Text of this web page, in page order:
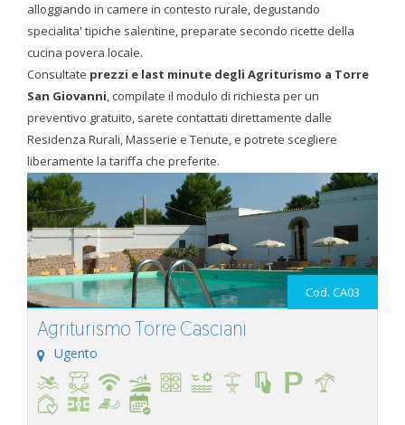
alloggiando in camere in contesto rurale, degustando
specialita' tipiche salentine, preparate secondo ricette della
cucina povera locale.
Consultate prezzi e last minute degli Agriturismo a Torre
San Giovanni, compilate il modulo di richiesta per un
preventivo gratuito, sarete contattati direttamente dalle
Residenza Rurali, Masserie e Tenute, e potrete scegliere
liberamente la tariffa che preferite.
Cod. CA03
Agriturismo Torre Casciani
Ugento